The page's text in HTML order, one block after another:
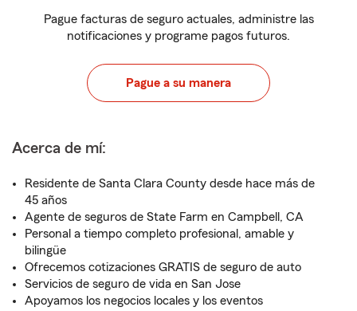
Pague facturas de seguro actuales, administre las
notificaciones y programe pagos futuros.
Pague a su manera
Acerca de mí:
Residente de Santa Clara County desde hace más de
45 años
Agente de seguros de State Farm en Campbell, CA
Personal a tiempo completo profesional, amable y
bilingüe
Ofrecemos cotizaciones GRATIS de seguro de auto
Servicios de seguro de vida en San Jose
Apoyamos los negocios locales y los eventos